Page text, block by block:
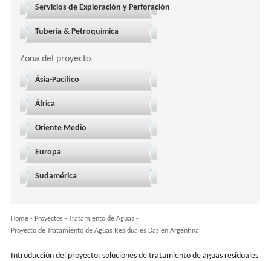
Servicios de Exploración y Perforación
Tubería & Petroquímica
Zona del proyecto
Ásia-Pacifico
África
Oriente Medio
Europa
Sudamérica
Home- Proyectos- Tratamiento de Aguas -
Proyecto de Tratamiento de Aguas Residuales Das en Argentina
Introducción del proyecto: soluciones de tratamiento de aguas residuales